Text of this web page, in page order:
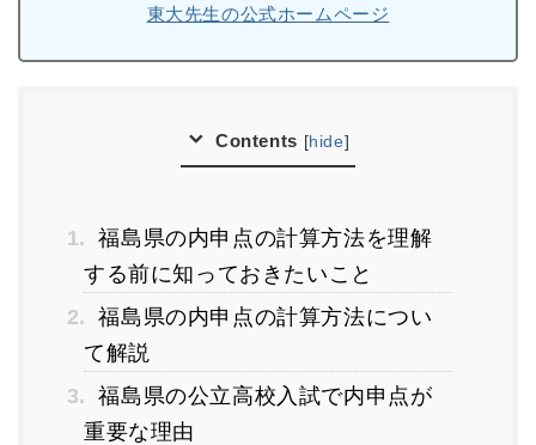
東大先生の公式ホームページ
Contents [hide]
1. 福島県の内申点の計算方法を理解
する前に知っておきたいこと
2. 福島県の内申点の計算方法につい
て解説
3. 福島県の公立高校入試で内申点が
重要な理由